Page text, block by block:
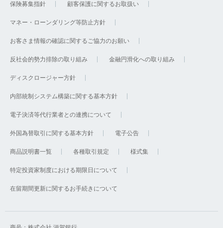
保険募集指針 顧客保護に関するお取扱い
マネー・ローンダリング等防止方針
お客さま情報の確認に関するご協力のお願い
反社会的勢力排除の取り組み 金融円滑化への取り組み
ディスクロージャー方針
内部統制システム構築に関する基本方針
電子決済等代行業者との連携について
外国為替取引に関する基本方針 電子公告
商品説明書一覧 各種取引規定 様式集
特定投資家制度における期限日について
在留期間更新に関するお手続きについて